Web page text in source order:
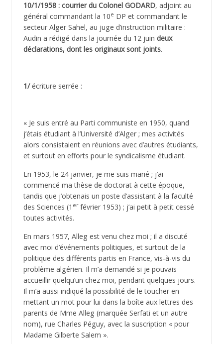
10/1/1958 : courrier du Colonel GODARD, adjoint au
général commandant la 10e DP et commandant le
secteur Alger Sahel, au juge d’instruction militaire :
Audin a rédigé dans la journée du 12 juin deux
déclarations, dont les originaux sont joints.
1/écriture serrée :
« Je suis entré au Parti communiste en 1950, quand
j’étais étudiant à l’Université d’Alger ; mes activités
alors consistaient en réunions avec d’autres étudiants,
et surtout en efforts pour le syndicalisme étudiant.
En 1953, le 24 janvier, je me suis marié ; j’ai
commencé ma thèse de doctorat à cette époque,
tandis que j’obtenais un poste d’assistant à la faculté
des Sciences (1 erfévrier 1953) ; j’ai petit à petit cessé
toutes activités.
En mars 1957, Alleg est venu chez moi ; il a discuté
avec moi d’événements politiques, et surtout de la
politique des différents partis en France, vis-à-vis du
problème algérien. Il m’a demandé si je pouvais
accueillir quelqu’un chez moi, pendant quelques jours.
Il m’a aussi indiqué la possibilité de le toucher en
mettant un mot pour lui dans la boîte aux lettres des
parents de Mme Alleg (marquée Serfati et un autre
nom), rue Charles Péguy, avec la suscription « pour
Madame Gilberte Salem ».